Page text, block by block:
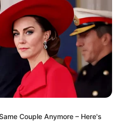
a Passo
Couple Anymore – Here's